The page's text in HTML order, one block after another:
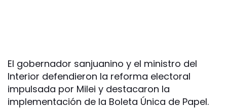
El gobernador sanjuanino y el ministro del
Interior defendieron la reforma electoral
impulsada por Milei y destacaron la
implementación de la Boleta Única de Papel.